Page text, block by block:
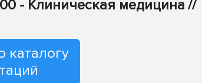
- Клиническая медицина //
каталогу